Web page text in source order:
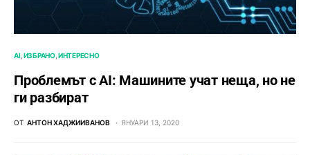
AI ИЗБРАНО ИНТЕРЕСНО
Проблемът с AI: Машините учат неща, но не
ги разбират
ОТ АНТОН ХАДЖИИВАНОВ ЯНУАРИ 13, 2020